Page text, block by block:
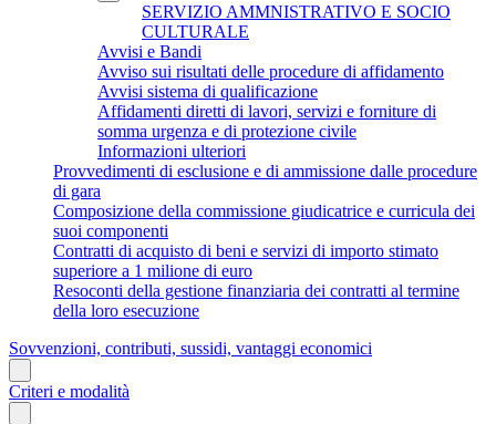
SERVIZIO AMMNISTRATIVO E SOCIO
CULTURALE
Avvisi e Bandi
Avviso sui risultati delle procedure di affidamento
Avvisi sistema di qualificazione
Affidamenti diretti di lavori, servizi e forniture di
somma urgenza e di protezione civile
Informazioni ulteriori
Provvedimenti di esclusione e di ammissione dalle procedure
di gara
Composizione della commissione giudicatrice e curricula dei
suoi componenti
Contratti di acquisto di beni e servizi di importo stimato
superiore a 1 milione di euro
Resoconti della gestione finanziaria dei contratti al termine
della loro esecuzione
Sovvenzioni, contributi, sussidi, vantaggi economici
Criteri e modalità